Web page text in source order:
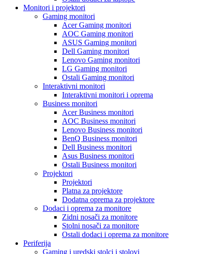
Monitori i projektori
Gaming monitori
Acer Gaming monitori
AOC Gaming monitori
ASUS Gaming monitori
Dell Gaming monitori
Lenovo Gaming monitori
LG Gaming monitori
Ostali Gaming monitori
Interaktivni monitori
Interaktivni monitori i oprema
Business monitori
Acer Business monitori
AOC Business monitori
Lenovo Business monitori
BenQ Business monitori
Dell Business monitori
Asus Business monitori
Ostali Business monitori
Projektori
Projektori
Platna za projektore
Dodatna oprema za projektore
Dodaci i oprema za monitore
Zidni nosači za monitore
Stolni nosači za monitore
Ostali dodaci i oprema za monitore
Periferija
Gaming i uredski stolci i stolovi